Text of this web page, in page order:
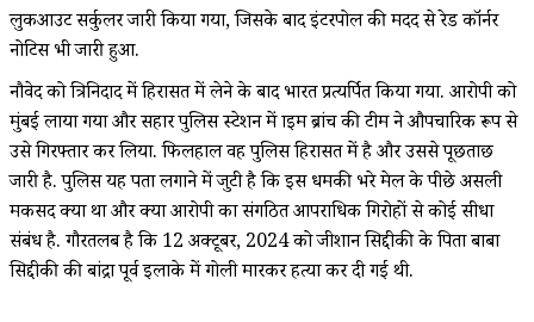
लुकआउट सर्कुलर जारी किया गया, जिसके बाद इंटरपोल की मदद से रेड कॉर्नर
नोटिस भी जारी हुआ.
नौवेद को त्रिनिदाद में हिरासत में लेने के बाद भारत प्रत्यर्पित किया गया. आरोपी को
मुंबई लाया गया और सहार पुलिस स्टेशन में क्राइम ब्रांच की टीम ने औपचारिक रूप से
उसे गिरफ्तार कर लिया. फिलहाल वह पुलिस हिरासत में है और उससे पूछताछ
जारी है. पुलिस यह पता लगाने में जुटी है कि इस धमकी भरे मेल के पीछे असली
मकसद क्या था और क्या आरोपी का संगठित आपराधिक गिरोहों से कोई सीधा
संबंध है. गौरतलब है कि 12 अक्टूबर, 2024 को जीशान सिद्दीकी के पिता बाबा
सिद्दीकी की बांद्रा पूर्व इलाके में गोली मारकर हत्या कर दी गई थी.